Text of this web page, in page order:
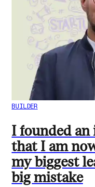
BUILDER
I founded
that I am
my biggest
big mistake